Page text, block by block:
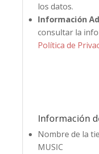
los datos.
Información
consultar la
Política de
Información
Nombre de la
MUSIC